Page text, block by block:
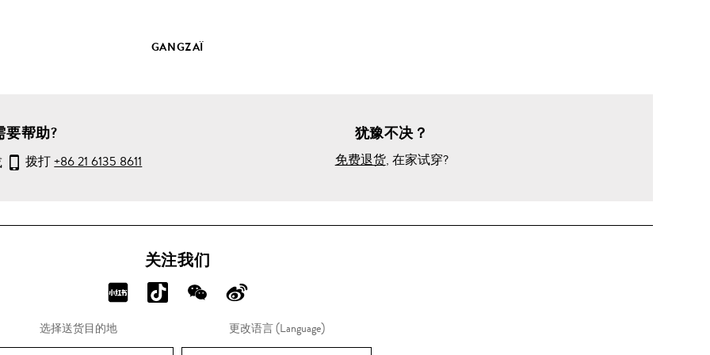
GANGZAÏ
要帮助?
拨打+86 21 6135 8611
犹豫不决？
免费退货, 在家试穿?
关注我们
分
RED!
分
Douyin!
分
WeChat!
分
享
Weibo!
选择送货目的地 更改语言 (Language)